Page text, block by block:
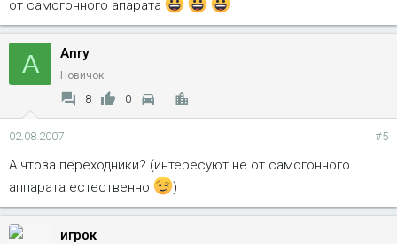
от самогонного апарата
A Anry
Новичок
8 0
02.08.2007 #5
А чтоза переходники? (интересуют не от самогонного
аппарата естественно
)
игрок